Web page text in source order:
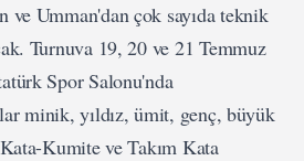
ve Umman'dan çok sayıda teknik
Turnuva 19, 20 ve 21 Temmuz
Spor Salonu'nda
minik, yıldız, ümit, genç, büyük
Kumite ve Takım Kata